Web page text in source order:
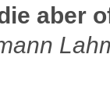
aber